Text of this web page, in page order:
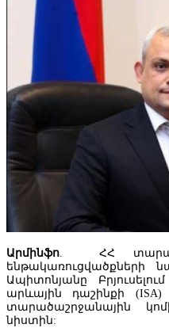
ՀՀ ԿԲ․ Արտահանման
մեծացրել են Հայաստանի
ՊԵԿ-ում ընդունել են
Արմինֆո
ՀՀ
ենթակառուցվածքների
Ապիտոնյանը
արևային դաշինքի
տարածաշրջանային
նիստին: